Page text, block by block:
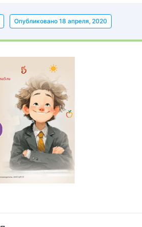
Опубликовано 18 апреля, 2020